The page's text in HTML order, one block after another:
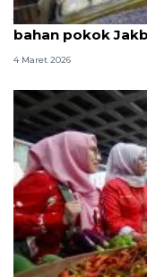
Jelang Idul Fitri,
bahan pokok
4 Maret 2026